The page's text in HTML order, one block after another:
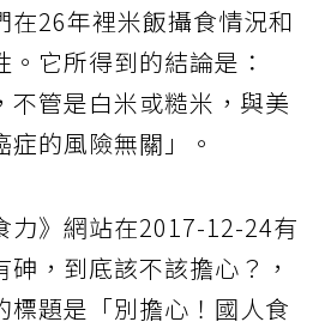
在26年裡米飯攝食情況和
它所得到的結論是：
不管是白米或糙米，與美
的風險無關」。
力》網站在2017-12-24有
，到底該不該擔心？，
標題是「別擔心！國人食